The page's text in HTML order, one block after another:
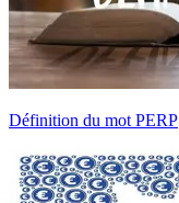
Définition du mot PERP